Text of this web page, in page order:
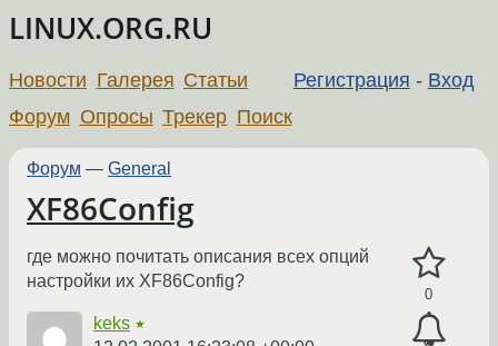
LINUX.ORG.RU
Регистрация - Вход
Новости Галерея Статьи
Форум Опросы Трекер Поиск
Форум — General
XF86Config
0
где можно почитать описания всех опций
настройки их XF86Config?
keks ★